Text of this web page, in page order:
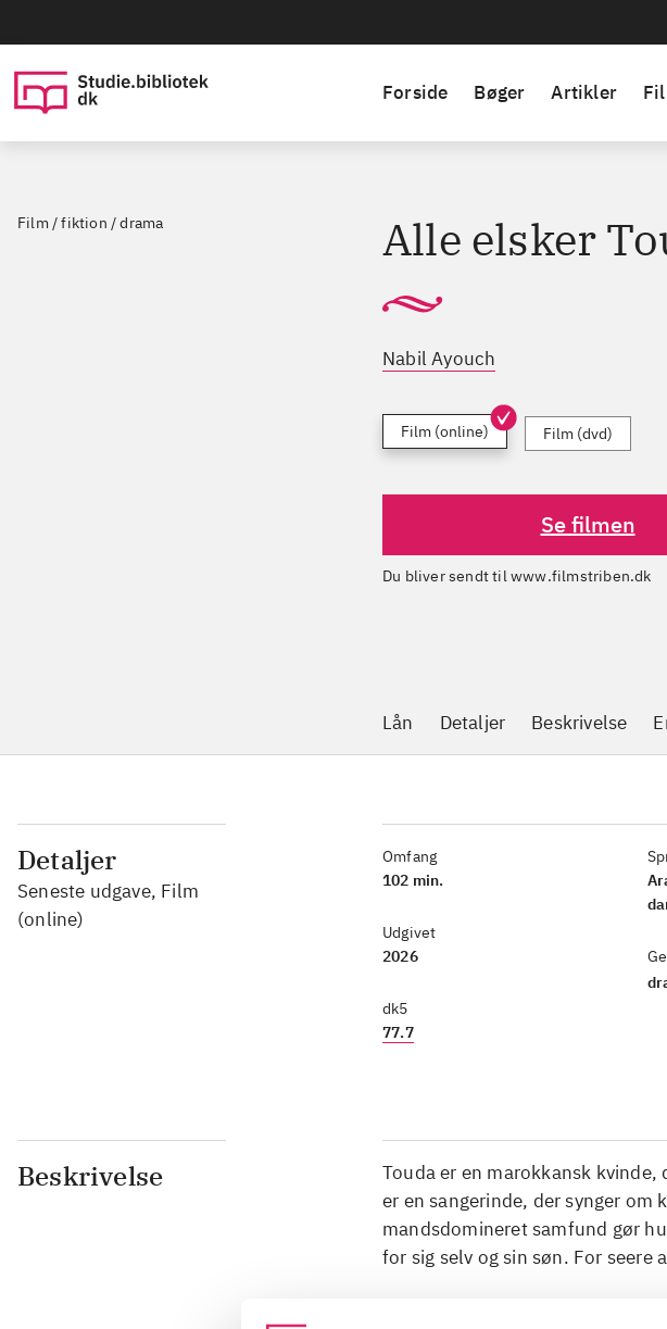
Forside Bøger Artikler
Film / fiktion / drama Alle elsker
Nabil Ayouch
Film (online) Film (dvd)
Se filmen
Du bliver sendt til www.filmstriben.dk
Lån Detaljer Beskrivelse
Detaljer
Seneste udgave, Film
(online)
Omfang
102 min.
Udgivet
2026
dk5
77.7
Beskrivelse
Touda er en marokkansk
er en sangerinde, der synger
mandsdomineret samfund gør
for sig selv og sin søn. For